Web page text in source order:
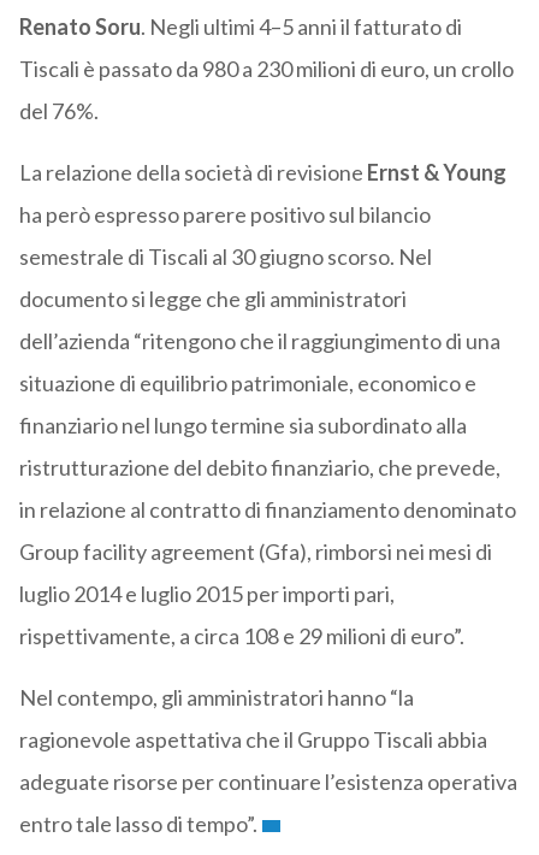
Renato Soru. Negli ultimi 4–5 anni il fatturato di
Tiscali è passato da 980 a 230 milioni di euro, un crollo
del 76%.
La relazione della società di revisione Ernst & Young
ha però espresso parere positivo sul bilancio
semestrale di Tiscali al 30 giugno scorso. Nel
documento si legge che gli amministratori
dell’azienda “ritengono che il raggiungimento di una
situazione di equilibrio patrimoniale, economico e
finanziario nel lungo termine sia subordinato alla
ristrutturazione del debito finanziario, che prevede,
in relazione al contratto di finanziamento denominato
Group facility agreement (Gfa), rimborsi nei mesi di
luglio 2014 e luglio 2015 per importi pari,
rispettivamente, a circa 108 e 29 milioni di euro”.
Nel contempo, gli amministratori hanno “la
ragionevole aspettativa che il Gruppo Tiscali abbia
adeguate risorse per continuare l’esistenza operativa
entro tale lasso di tempo”.